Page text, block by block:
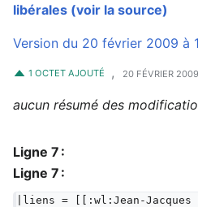
libérales (voir la source)
Version du 20 février 2009 à
1 OCTET AJOUTÉ , 20 FÉVRIER 2009
aucun résumé des
Ligne 7 :
Ligne 7 :
|liens = [[:wl:Jean-Jacques